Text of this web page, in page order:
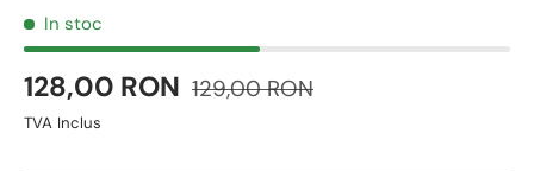
In stoc
128,00 RON 129,00 RON
TVA Inclus